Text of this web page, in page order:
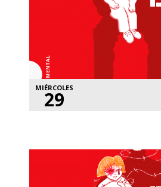
MIÉRCOLES
29